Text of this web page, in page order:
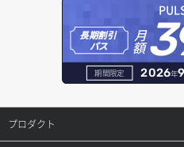
長期割引
パス
月
額
期間限定 2026年9
プロダクト